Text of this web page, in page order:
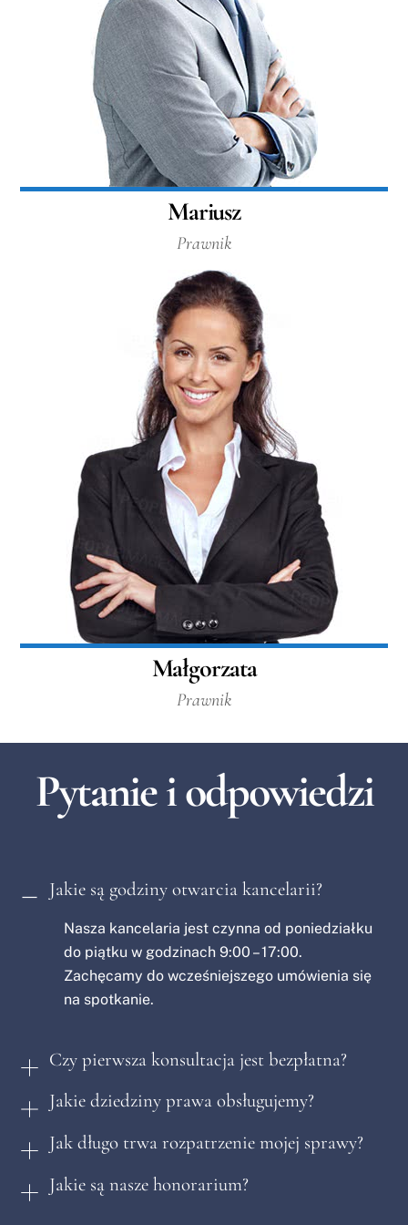
Mariusz
Prawnik
Małgorzata
Prawnik
Pytanie i odpowiedzi
Jakie są godziny otwarcia kancelarii?
Nasza kancelaria jest czynna od poniedziałku
do piątku w godzinach 9:00 – 17:00.
Zachęcamy do wcześniejszego umówienia się
na spotkanie.
Czy pierwsza konsultacja jest bezpłatna?
Jakie dziedziny prawa obsługujemy?
Jak długo trwa rozpatrzenie mojej sprawy?
Jakie są nasze honorarium?